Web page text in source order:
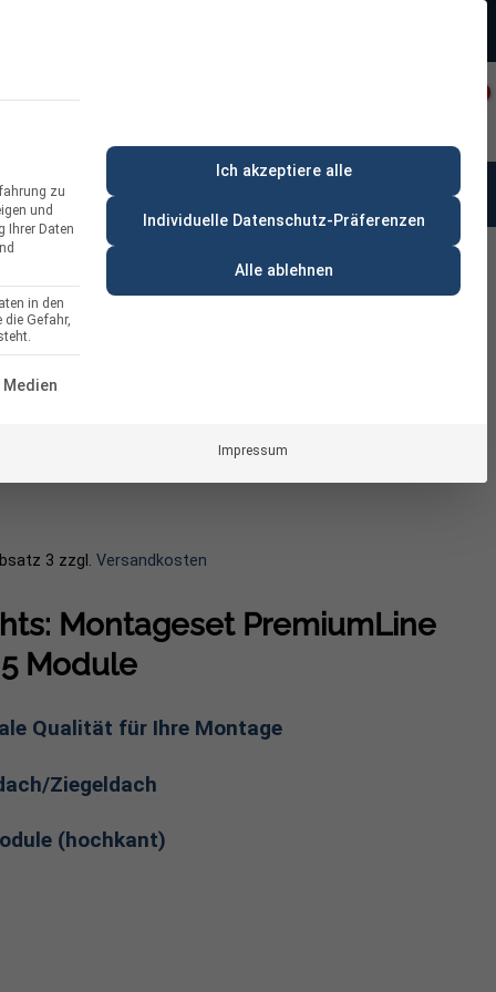
& Beratung
Schrägdach für 5
3 zzgl. Versandkosten
Montageset PremiumLine
Module
Qualität für Ihre Montage
Ziegeldach
(hochkant)
zu
und
Ihrer Daten
in den
die Gefahr,
GRUPPE IST ESSENZIELL UND KANN NICHT
Medien
Ich akzeptiere alle
Individuelle Datenschutz-Präferenzen
Alle ablehnen
Impressum